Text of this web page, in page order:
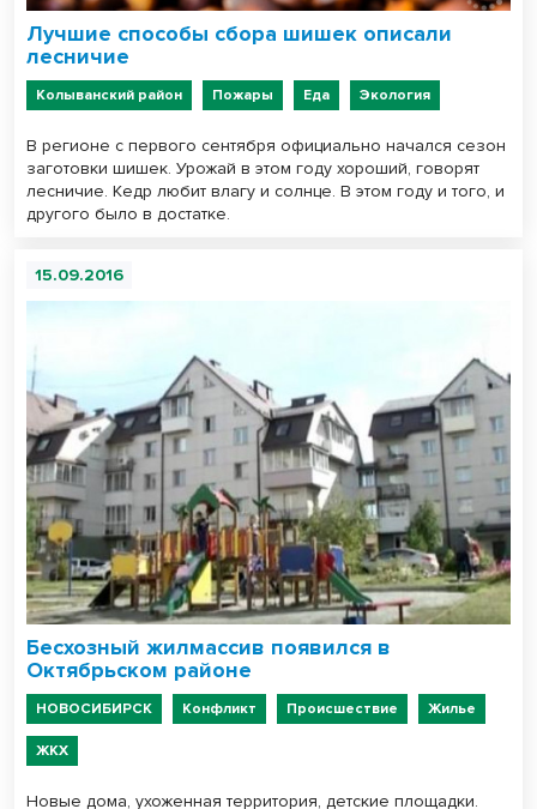
Лучшие способы сбора шишек описали
лесничие
Колыванский район Пожары Еда Экология
В регионе с первого сентября официально начался сезон
заготовки шишек. Урожай в этом году хороший, говорят
лесничие. Кедр любит влагу и солнце. В этом году и того, и
другого было в достатке.
15.09.2016
Бесхозный жилмассив появился в
Октябрьском районе
НОВОСИБИРСК Конфликт Происшествие Жилье
ЖКХ
Новые дома, ухоженная территория, детские площадки.